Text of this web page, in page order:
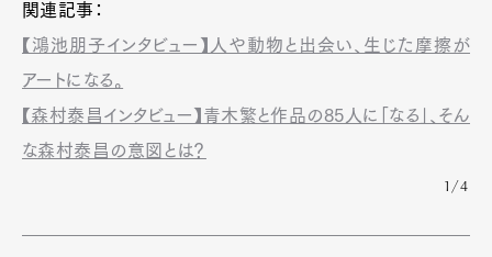
関連記事：
【鴻池朋子インタビュー】人や動物と出会い、生じた摩擦が
アートになる。
【森村泰昌インタビュー】青木繁と作品の85人に「なる」、そん
な森村泰昌の意図とは？
1/4